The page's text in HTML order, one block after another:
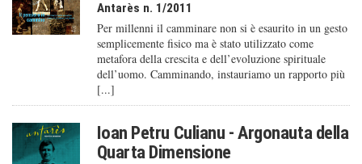
Antarès n. 1/2011
Per millenni il camminare non si è esaurito in un gesto
semplicemente fisico ma è stato utilizzato come
metafora della crescita e dell’evoluzione spirituale
dell’uomo. Camminando, instauriamo un rapporto più
[...]
Ioan Petru Culianu - Argonauta della
Quarta Dimensione